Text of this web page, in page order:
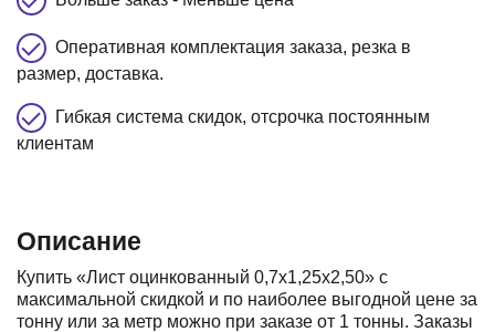
Оперативная комплектация заказа, резка в
размер, доставка.
Гибкая система скидок, отсрочка постоянным
клиентам
Описание
Купить «Лист оцинкованный 0,7х1,25х2,50» с
максимальной скидкой и по наиболее выгодной цене за
тонну или за метр можно при заказе от 1 тонны. Заказы